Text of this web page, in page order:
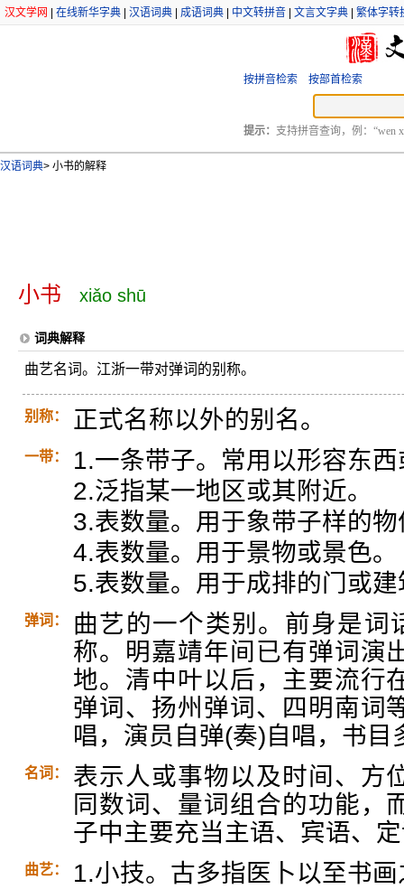
汉文学网 在线新华字典 汉语词典 成语词典 中文转拼音 文言文字典 繁体字转
按拼音检索 按部首检索
提示： 支持拼音查询，例：“wen
汉语词典> 小书的解释
小书 xiǎo shū
词典解释
曲艺名词。江浙一带对弹词的别称。
别称： 正式名称以外的别名。
一带：
1.一条带子。常用以形容东
2.泛指某一地区或其附近。
3.表数量。用于象带子样的物
4.表数量。用于景物或景色。
5.表数量。用于成排的门或
弹词：
曲艺的一个类别。前身是词
称。明嘉靖年间已有弹词演
地。清中叶以后，主要流行
弹词、扬州弹词、四明南词
唱，演员自弹(奏)自唱，书目
名词：
表示人或事物以及时间、方
同数词、量词组合的功能，
子中主要充当主语、宾语、
曲艺：
1.小技。古多指医卜以至书